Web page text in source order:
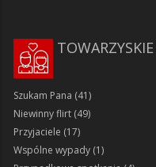
TOWARZYSKIE
Szukam Pana (41)
Niewinny flirt (49)
Przyjaciele (17)
Wspólne wypady (1)